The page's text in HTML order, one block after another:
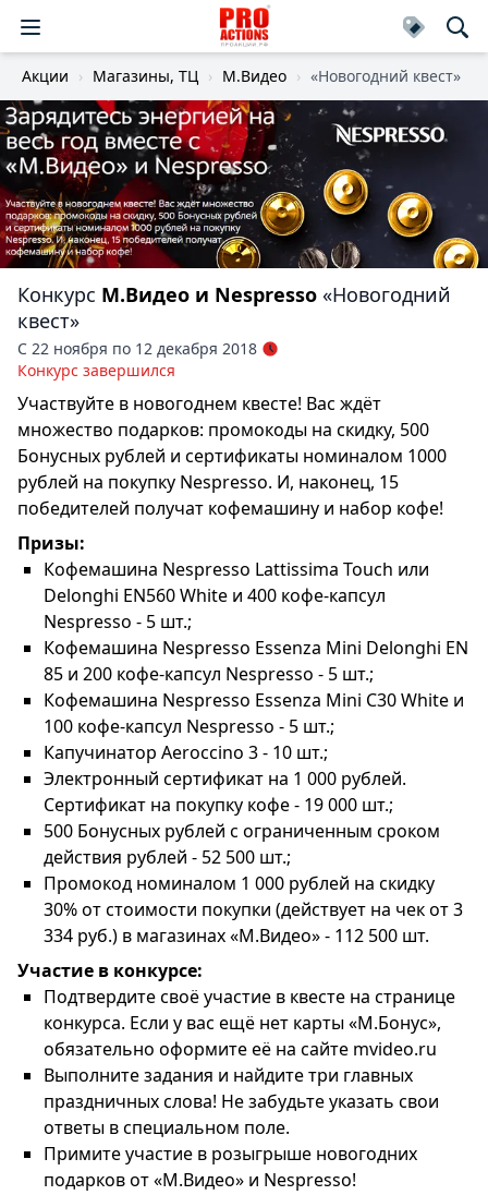
Акции Магазины, ТЦ М.Видео «Новогодний квест»
Конкурс М.Видео и Nespresso «Новогодний
квест»
С 22 ноября по 12 декабря 2018
Конкурс завершился
Участвуйте в новогоднем квесте! Вас ждёт
множество подарков: промокоды на скидку, 500
Бонусных рублей и сертификаты номиналом 1000
рублей на покупку Nespresso. И, наконец, 15
победителей получат кофемашину и набор кофе!
Призы:
Кофемашина Nespresso Lattissima Touch или
Delonghi EN560 White и 400 кофе-капсул
Nespresso - 5 шт.;
Кофемашина Nespresso Essenza Mini Delonghi EN
85 и 200 кофе-капсул Nespresso - 5 шт.;
Кофемашина Nespresso Essenza Mini C30 White и
100 кофе-капсул Nespresso - 5 шт.;
Капучинатор Aeroccino 3 - 10 шт.;
Электронный сертификат на 1 000 рублей.
Сертификат на покупку кофе - 19 000 шт.;
500 Бонусных рублей с ограниченным сроком
действия рублей - 52 500 шт.;
Промокод номиналом 1 000 рублей на скидку
30% от стоимости покупки (действует на чек от 3
334 руб.) в магазинах «М.Видео» - 112 500 шт.
Участие в конкурсе:
Подтвердите своё участие в квесте на странице
конкурса. Если у вас ещё нет карты «М.Бонус»,
обязательно оформите её на сайте mvideo.ru
Выполните задания и найдите три главных
праздничных слова! Не забудьте указать свои
ответы в специальном поле.
Примите участие в розыгрыше новогодних
подарков от «М.Видео» и Nespresso!